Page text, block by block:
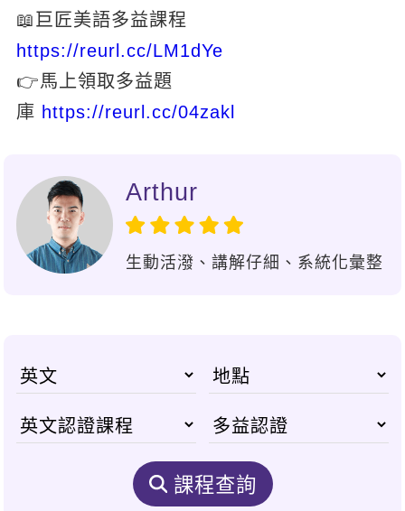
📖巨匠美語多益課程
https://reurl.cc/LM1dYe
👉馬上領取多益題
庫 https://reurl.cc/04zakl
Arthur
生動活潑、講解仔細、系統化彙整
課程查詢